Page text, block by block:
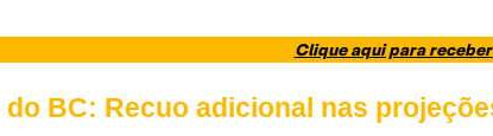
Clique aqui para
do BC: Recuo adicional nas